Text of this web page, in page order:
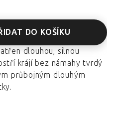
DO KOŠÍKU
dlouhou, silnou
krájí bez námahy tvrdý
průbojným dlouhým